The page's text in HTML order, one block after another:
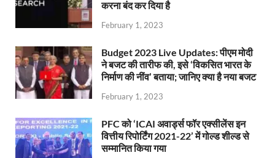
करना बंद कर दिया है
February 1, 2023
Budget 2023 Live Updates: पीएम मोदी
ने बजट की तारीफ की, इसे ‘विकसित भारत के
निर्माण की नींव’ बताया; जानिए क्या है नया बजट
February 1, 2023
PFC को ‘ICAI अवार्ड्स फॉर एक्सीलेंस इन
वित्तीय रिपोर्टिंग 2021-22’ में गोल्ड शील्ड से
सम्मानित किया गया